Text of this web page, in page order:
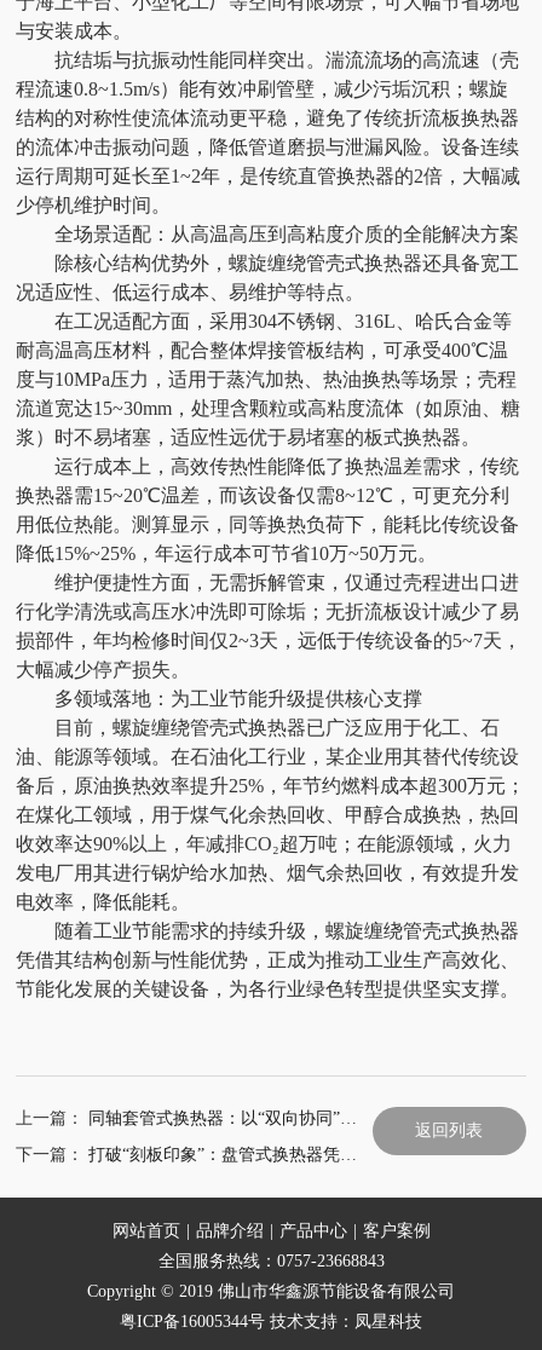
与安装成本。
抗结垢与抗振动性能同样突出。湍流流场的高流速（壳
程流速0.8~1.5m/s）能有效冲刷管壁，减少污垢沉积；螺旋
结构的对称性使流体流动更平稳，避免了传统折流板换热器
的流体冲击振动问题，降低管道磨损与泄漏风险。设备连续
运行周期可延长至1~2年，是传统直管换热器的2倍，大幅减
少停机维护时间。
全场景适配：从高温高压到高粘度介质的全能解决方案
除核心结构优势外，螺旋缠绕管壳式换热器还具备宽工
况适应性、低运行成本、易维护等特点。
在工况适配方面，采用304不锈钢、316L、哈氏合金等
耐高温高压材料，配合整体焊接管板结构，可承受400℃温
度与10MPa压力，适用于蒸汽加热、热油换热等场景；壳程
流道宽达15~30mm，处理含颗粒或高粘度流体（如原油、糖
浆）时不易堵塞，适应性远优于易堵塞的板式换热器。
运行成本上，高效传热性能降低了换热温差需求，传统
换热器需15~20℃温差，而该设备仅需8~12℃，可更充分利
用低位热能。测算显示，同等换热负荷下，能耗比传统设备
降低15%~25%，年运行成本可节省10万~50万元。
维护便捷性方面，无需拆解管束，仅通过壳程进出口进
行化学清洗或高压水冲洗即可除垢；无折流板设计减少了易
损部件，年均检修时间仅2~3天，远低于传统设备的5~7天，
大幅减少停产损失。
多领域落地：为工业节能升级提供核心支撑
目前，螺旋缠绕管壳式换热器已广泛应用于化工、石
油、能源等领域。在石油化工行业，某企业用其替代传统设
备后，原油换热效率提升25%，年节约燃料成本超300万元；
在煤化工领域，用于煤气化余热回收、甲醇合成换热，热回
收效率达90%以上，年减排CO₂超万吨；在能源领域，火力
发电厂用其进行锅炉给水加热、烟气余热回收，有效提升发
电效率，降低能耗。
随着工业节能需求的持续升级，螺旋缠绕管壳式换热器
凭借其结构创新与性能优势，正成为推动工业生产高效化、
节能化发展的关键设备，为各行业绿色转型提供坚实支撑。
返回列表
上一篇：
同轴套管式换热器：以“双向协同”特性破解工业换热痛点
下一篇：打破“刻板印象”：盘管式换热器凭三大新特性成为工业换热新宠
网站首页 品牌介绍 产品中心
客户案例
全国服务热线：0757-23668843
Copyright © 2019 佛山市华鑫源节能设备有限公司
粤ICP备16005344号 技术支持： 凤星科技